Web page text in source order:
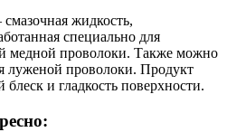
жидкость,
специально для
медной проволоки. Также можно
луженой проволоки. Продукт
и гладкость поверхности.